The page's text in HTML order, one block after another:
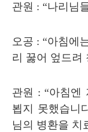
관원 : “나리님
오공 : “아침에
리 꿇어 엎드려
관원 : “아침엔
뵙지 못했습니
님의 병환을 치